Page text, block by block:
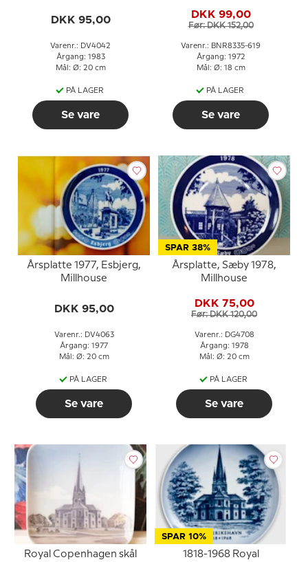
DKK 95,00
Varenr.: DV4042
Årgang: 1983
Mål: Ø: 20 cm
PÅ LAGER
Se vare
DKK 99,00
Før: DKK 152,00
Varenr.: BNR8335-619
Årgang: 1972
Mål: Ø: 18 cm
PÅ LAGER
Se vare
Årsplatte 1977, Esbjerg,
Millhouse
DKK 95,00
Varenr.: DV4063
Årgang: 1977
Mål: Ø: 20 cm
PÅ LAGER
Se vare
SPAR 38%
Årsplatte, Sæby 1978,
Millhouse
DKK 75,00
Før: DKK 120,00
Varenr.: DG4708
Årgang: 1978
Mål: Ø: 20 cm
PÅ LAGER
Se vare
Royal Copenhagen skål
SPAR 10%
1818-1968 Royal